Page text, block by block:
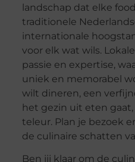
landschap dat elke
traditionele
internationale
voor elk wat wils.
passie en expertise,
uniek en memorabel
wilt dineren, een
het gezin uit eten
teleur. Plan je bezoek
de culinaire schatten
Ben jij klaar om de